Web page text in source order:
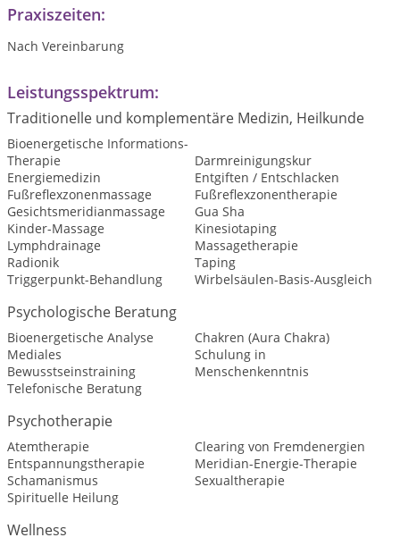
Praxiszeiten:
Nach Vereinbarung
Leistungsspektrum:
Traditionelle und komplementäre Medizin, Heilkunde
Bioenergetische Informations-
Therapie
Darmreinigungskur
Energiemedizin
Entgiften / Entschlacken
Fußreflexzonenmassage
Fußreflexzonentherapie
Gesichtsmeridianmassage
Gua Sha
Kinder-Massage
Kinesiotaping
Lymphdrainage
Massagetherapie
Radionik
Taping
Triggerpunkt-Behandlung
Wirbelsäulen-Basis-Ausgleich
Psychologische Beratung
Bioenergetische Analyse
Chakren (Aura Chakra)
Mediales
Bewusstseinstraining
Schulung in
Menschenkenntnis
Telefonische Beratung
Psychotherapie
Atemtherapie
Clearing von Fremdenergien
Entspannungstherapie
Meridian-Energie-Therapie
Schamanismus
Sexualtherapie
Spirituelle Heilung
Wellness